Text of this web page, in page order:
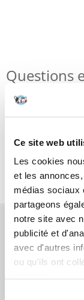
Ce site web
Les cookies
et les
médias sociaux
partageons
notre site avec
publicité et
avec d'autres
ou qu'ils ont
Questions
Critiques
Photos
AVANT L'ACHAT
COMMANDES